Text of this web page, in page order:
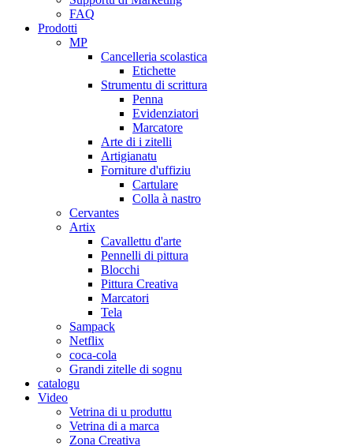
FAQ
Prodotti
MP
Cancelleria scolastica
Etichette
Strumentu di scrittura
Penna
Evidenziatori
Marcatore
Arte di i zitelli
Artigianatu
Forniture d'uffiziu
Cartulare
Colla à nastro
Cervantes
Artix
Cavallettu d'arte
Pennelli di pittura
Blocchi
Pittura Creativa
Marcatori
Tela
Sampack
Netflix
coca-cola
Grandi zitelle di sognu
catalogu
Video
Vetrina di u produttu
Vetrina di a marca
Zona Creativa